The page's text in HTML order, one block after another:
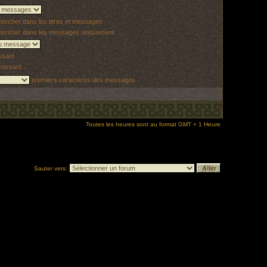
dans les titres et messages
dans les messages uniquement
premiers caractères des messages
Toutes les heures sont au format GMT + 1 Heure
Sauter vers: